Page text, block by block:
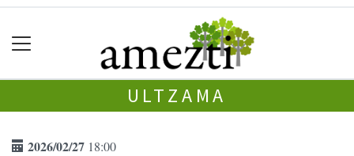
ULTZAMA
2026/02/27 18:00